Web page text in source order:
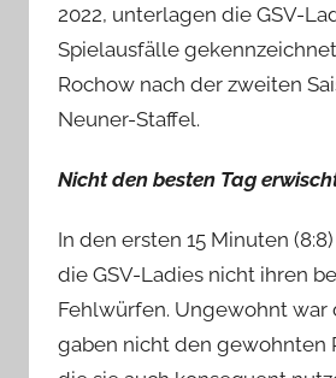
2022, unterlagen die GSV-
Spielausfälle
Rochow nach der zweiten
Neuner-Staffel.
Nicht den besten Tag
In den ersten 15 Minuten
die GSV-Ladies nicht ihren
Fehlwürfen. Ungewohnt war
gaben nicht den gewohnten